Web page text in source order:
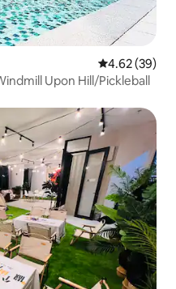
Calificación
4.62 (39)
Upon Hill/Pickleball